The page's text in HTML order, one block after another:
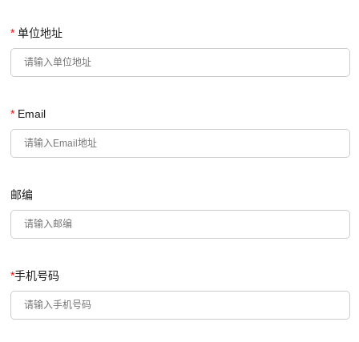
* 单位地址
* Email
邮编
*手机号码